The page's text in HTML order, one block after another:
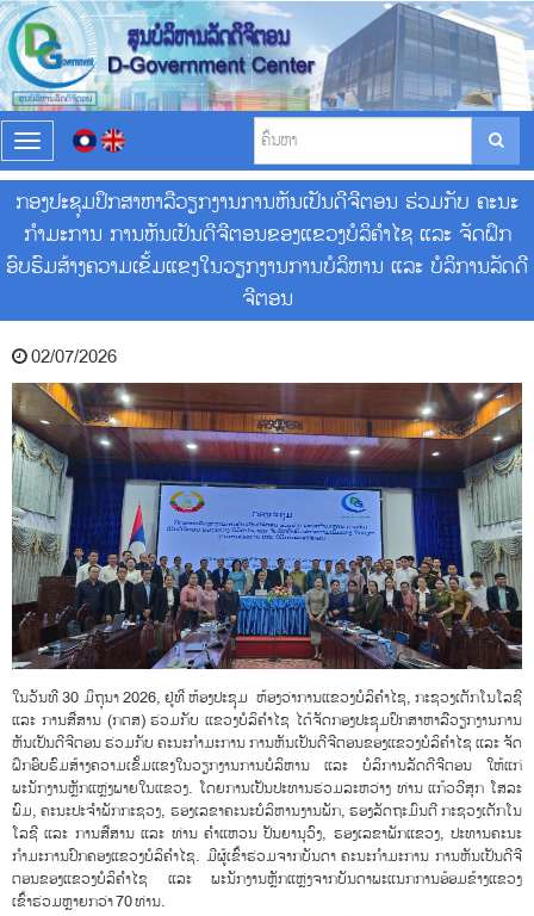
T
o
g
g
l
e
n
v
g
a
t
i
o
n
ກອງປະຊຸມປຶກສາຫາລືວຽກງານການຫັນເປັນດີຈີຕອນ ຮ່ວມກັບ ຄະນະ
ກຳມະການ ການຫັນເປັນດີຈີຕອນຂອງແຂວງບໍລິຄໍາໄຊ ແລະ ຈັດຝຶກ
ອົບຮົມສ້າງຄວາມເຂັ້ມແຂງໃນວຽກງານການບໍລິຫານ ແລະ ບໍລິການລັດດີ
ຈີຕອນ
02/07/2026
ໃນວັນທີ 30 ມິຖຸນາ 2026, ຢູ່ທີ່ ຫ້ອງປະຊຸມ ຫ້ອງວ່າການແຂວງບໍລິຄຳໄຊ, ກະຊວງເຕັກໂນໂລຊີ
ແລະ ການສື່ສານ (ກຕສ) ຮ່ວມກັບ ແຂວງບໍລິຄໍາໄຊ ໄດ້ຈັດກອງປະຊຸມປຶກສາຫາລືວຽກງານການ
ຫັນເປັນດີຈີຕອນ ຮ່ວມກັບ ຄະນະກຳມະການ ການຫັນເປັນດີຈີຕອນຂອງແຂວງບໍລິຄໍາໄຊ ແລະ ຈັດ
ຝຶກອົບຮົມສ້າງຄວາມເຂັ້ມແຂງໃນວຽກງານການບໍລິຫານ ແລະ ບໍລິການລັດດີຈີຕອນ ໃຫ້ແກ່
ພະນັກງານຫຼັກແຫຼ່ງພາຍໃນແຂວງ. ໂດຍການເປັນປະທານຮ່ວມລະຫວ່າງ ທ່ານ ແກ້ວວີສຸກ ໂສລະ
ພົມ, ຄະນະປະຈຳພັກກະຊວງ, ຮອງເລຂາຄະນະບໍລິຫານງານພັກ, ຮອງລັດຖະມົນຕີ ກະຊວງເຕັກໂນ
ໂລຊີ ແລະ ການສື່ສານ ແລະ ທ່ານ ຄໍາແຫວນ ປັນຍານຸວົງ, ຮອງເລຂາພັກແຂວງ, ປະທານຄະນະ
ກຳມະການປົກຄອງແຂວງບໍລິຄຳໄຊ. ມີຜູ້ເຂົ້າຮ່ວມຈາກບັນດາ ຄະນະກຳມະການ ການຫັນເປັນດີຈີ
ຕອນຂອງແຂວງບໍລິຄໍາໄຊ ແລະ ພະນັກງານຫຼັກແຫຼ່ງຈາກບັນດາພະແນກການອ້ອມຂ້າງແຂວງ
ເຂົ້າຮ່ວມຫຼາຍກວ່າ 70 ທ່ານ.